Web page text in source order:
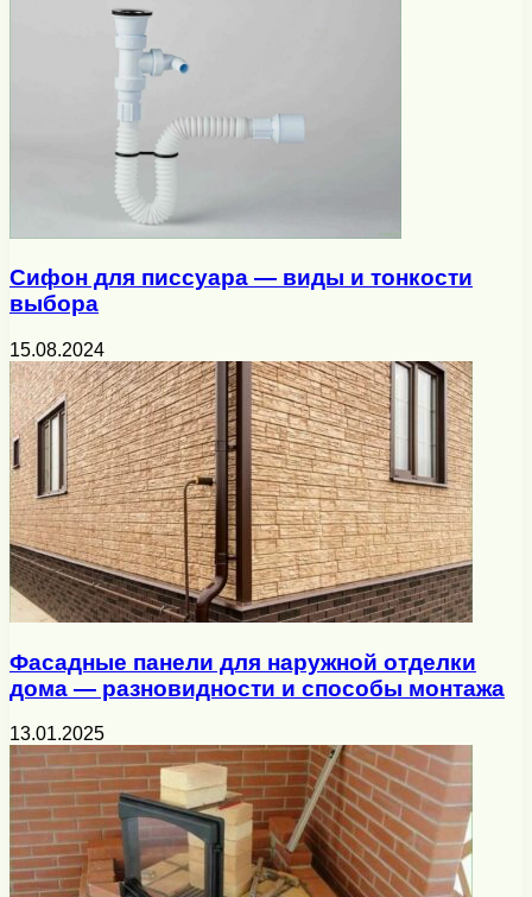
Сифон для писсуара — виды и тонкости
выбора
15.08.2024
Фасадные панели для наружной отделки
дома — разновидности и способы монтажа
13.01.2025